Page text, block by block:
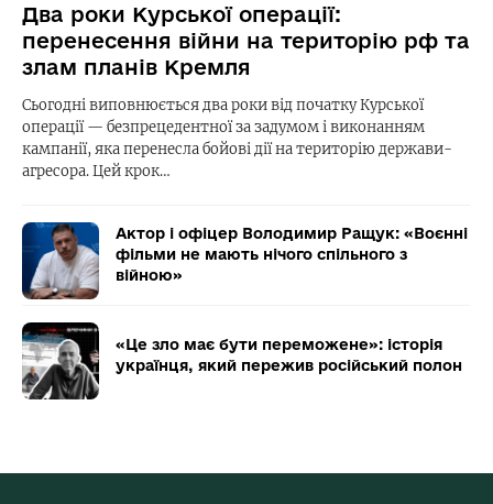
Два роки Курської операції:
перенесення війни на територію рф та
злам планів Кремля
Сьогодні виповнюється два роки від початку Курської
операції — безпрецедентної за задумом і виконанням
кампанії, яка перенесла бойові дії на територію держави-
агресора. Цей крок…
Актор і офіцер Володимир Ращук: «Воєнні
фільми не мають нічого спільного з
війною»
«Це зло має бути переможене»: історія
українця, який пережив російський полон